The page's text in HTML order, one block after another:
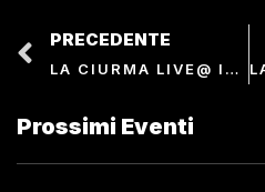
PRECEDENTE
LA CIURMA LIVE@ IL PANE E LE ROSE
Prossimi Eventi